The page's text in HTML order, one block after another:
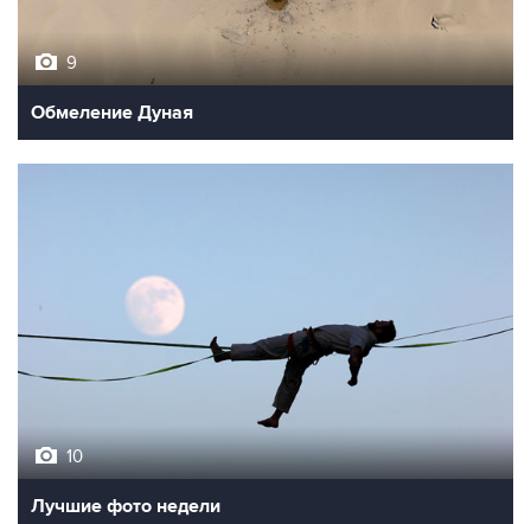
9
Обмеление Дуная
10
Лучшие фото недели